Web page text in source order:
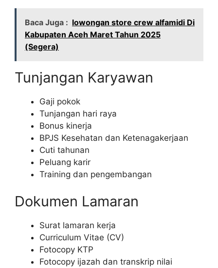
Baca Juga : lowongan store crew alfamidi Di
Kabupaten Aceh Maret Tahun 2025
(Segera)
Tunjangan Karyawan
Gaji pokok
Tunjangan hari raya
Bonus kinerja
BPJS Kesehatan dan Ketenagakerjaan
Cuti tahunan
Peluang karir
Training dan pengembangan
Dokumen Lamaran
Surat lamaran kerja
Curriculum Vitae (CV)
Fotocopy KTP
Fotocopy ijazah dan transkrip nilai